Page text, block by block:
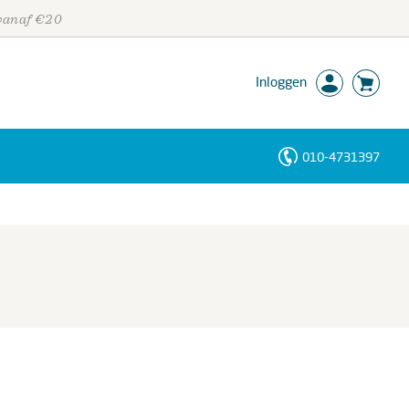
€20
Inloggen
010-4731397
Personen